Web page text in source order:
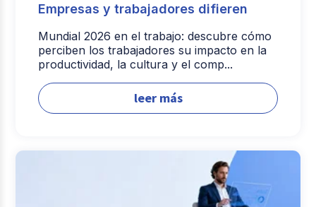
Empresas y trabajadores difieren
Mundial 2026 en el trabajo: descubre cómo
perciben los trabajadores su impacto en la
productividad, la cultura y el comp...
leer más